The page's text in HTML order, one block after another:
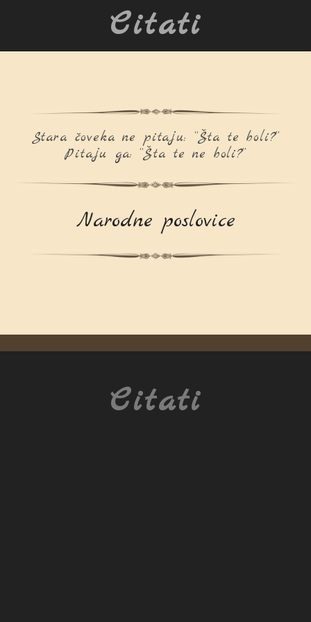
Citati
Stara čoveka ne pitaju: “Šta te boli?”
Pitaju ga: “Šta te ne boli?”
Narodne poslovice
Citati